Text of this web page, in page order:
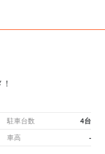
駐車台数 4台
車高 -